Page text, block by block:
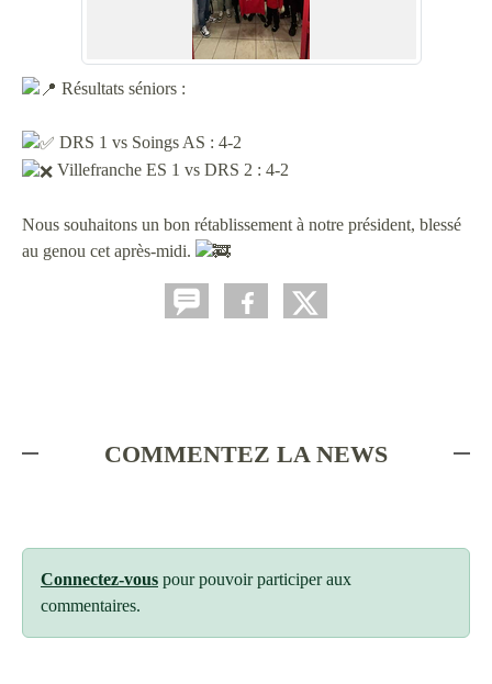
Résultats séniors :
DRS 1 vs Soings AS : 4-2
Villefranche ES 1 vs DRS 2 : 4-2
Nous souhaitons un bon rétablissement à notre président, blessé
au genou cet après-midi.
COMMENTEZ LA NEWS
Connectez-vous pour pouvoir participer aux
commentaires.